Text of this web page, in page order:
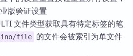
版验证设置
文件类型获取具有特定标签的笔
file
的文件会被索引为单文件